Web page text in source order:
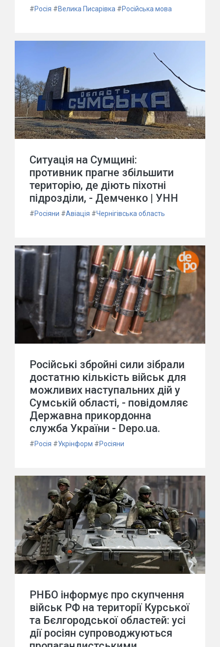
#Росія #Велика Писарівка #Російська мова
Ситуація на Сумщині:
противник прагне збільшити
територію, де діють піхотні
підрозділи, - Демченко | УНН
#Росіяни #Авіація #Чернігівська область
Російські збройні сили зібрали
достатню кількість військ для
можливих наступальних дій у
Сумській області, - повідомляє
Державна прикордонна
служба України - Depo.ua.
#Росія #Укрінформ #Росіяни
РНБО інформує про скупчення
військ РФ на території Курської
та Бєлгородської областей: усі
дії росіян супроводжуються